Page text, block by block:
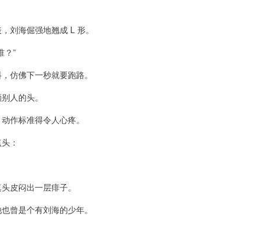
刘海倔强地翘成 L 形。
？”
仿佛下一秒就要跑路。
人的头。
作标准得令人心疼。
：
皮闷出一层痱子。
曾是个有刘海的少年。